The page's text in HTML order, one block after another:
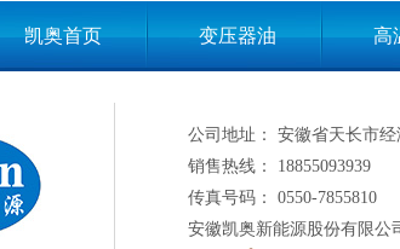
凯奥首页 变压器油 高
公司地址： 安徽省天长市
销售热线： 18855093939
传真号码： 0550-7855810
安徽凯奥新能源股份有限公